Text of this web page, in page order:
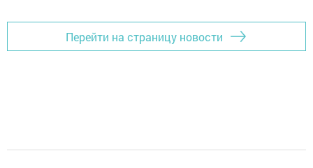
Перейти на страницу новости